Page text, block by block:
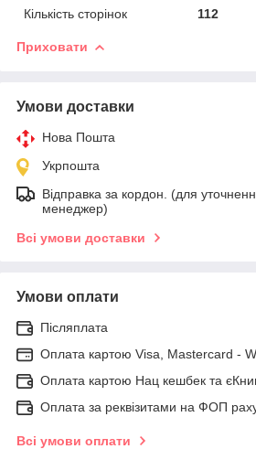
Кількість сторінок
112
Приховати
Умови доставки
Нова Пошта
Укрпошта
Відправка за кордон. (для
менеджер)
Всі умови доставки
Умови оплати
Післяплата
Оплата картою Visa, Mastercard -
Оплата картою Нац кешбек та
Оплата за реквізитами на ФОП
Всі умови оплати